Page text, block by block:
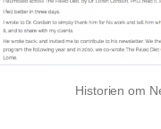
Historien om